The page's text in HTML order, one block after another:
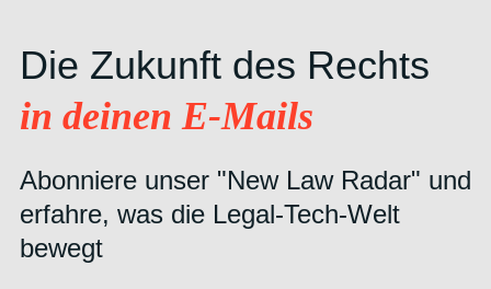
Die Zukunft des Rechts
in deinen E-Mails
Abonniere unser "New Law Radar" und
erfahre, was die Legal-Tech-Welt
bewegt